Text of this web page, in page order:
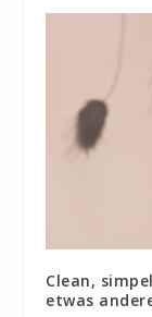
Clean,
etwas